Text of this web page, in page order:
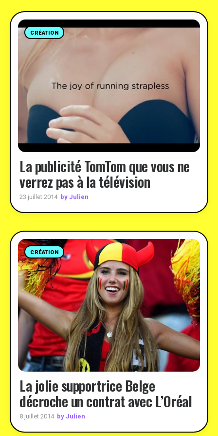
CRÉATION
La publicité TomTom que vous ne
verrez pas à la télévision
23 juillet 2014 by Julien
CRÉATION
La jolie supportrice Belge
décroche un contrat avec L’Oréal
8 juillet 2014 by Julien